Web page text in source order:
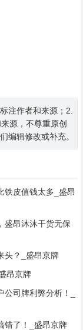
注作者和来源；2.
源，不尊重原创
编辑修改或补充。
铁皮值钱太多_盛昂
盛昂沐沐干货无保
头？_盛昂京牌
昂京牌
司牌利弊分析！_
错了！_盛昂京牌